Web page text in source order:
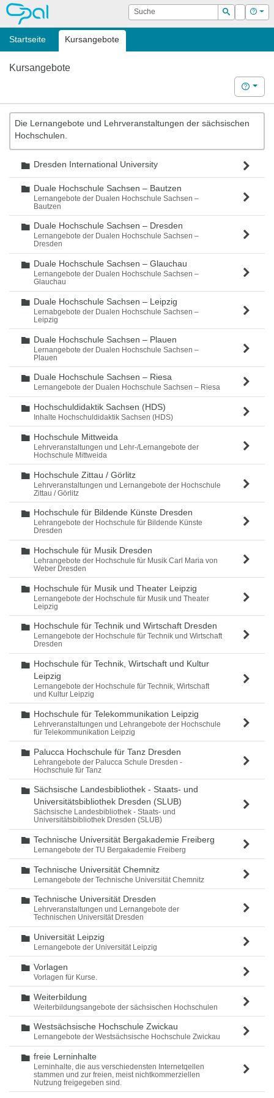
OPAL Suche
Suchen
Login Hilfe
Startseite Kursangebote
Kursangebote
Hilfe
Die Lernangebote und Lehrveranstaltungen der sächsischen
Hochschulen.
Ordner
Dresden International University
Ordner
Duale Hochschule Sachsen – Bautzen
Lernangebote der Dualen Hochschule Sachsen –
Bautzen
Ordner
Duale Hochschule Sachsen – Dresden
Lernangebote der Dualen Hochschule Sachsen –
Dresden
Ordner
Duale Hochschule Sachsen – Glauchau
Lernangebote der Dualen Hochschule Sachsen –
Glauchau
Ordner
Duale Hochschule Sachsen – Leipzig
Lernabgebote der Dualen Hochschule Sachsen –
Leipzig
Ordner
Duale Hochschule Sachsen – Plauen
Lernangebote der Dualen Hochschule Sachsen –
Plauen
Ordner
Duale Hochschule Sachsen – Riesa
Lernangebote der Dualen Hochschule Sachsen – Riesa
Ordner
Hochschuldidaktik Sachsen (HDS)
Inhalte Hochschuldidaktik Sachsen (HDS)
Ordner
Hochschule Mittweida
Lehrveranstaltungen und Lehr-/Lernangebote der
Hochschule Mittweida
Ordner
Hochschule Zittau / Görlitz
Lehrveranstaltungen und Lernangebote der Hochschule
Zittau / Görlitz
Ordner
Hochschule für Bildende Künste Dresden
Lehrangebote der Hochschule für Bildende Künste
Dresden
Ordner
Hochschule für Musik Dresden
Lehrangebote der Hochschule für Musik Carl Maria von
Weber Dresden
Ordner
Hochschule für Musik und Theater Leipzig
Lernangebote der Hochschule für Musik und Theater
Leipzig
Ordner
Hochschule für Technik und Wirtschaft Dresden
Lernangebote der Hochschule für Technik und Wirtschaft
Dresden
Ordner
Hochschule für Technik, Wirtschaft und Kultur
Leipzig
Lernangebote der Hochschule für Technik, Wirtschaft
und Kultur Leipzig
Ordner
Hochschule für Telekommunikation Leipzig
Lehrveranstaltungen und Lehrangebote der Hochschule
für Telekommunikation Leipzig
Ordner
Palucca Hochschule für Tanz Dresden
Lehrangebote der Palucca Schule Dresden -
Hochschule für Tanz
Ordner
Sächsische Landesbibliothek - Staats- und
Universitätsbibliothek Dresden (SLUB)
Sächsische Landesbibliothek - Staats- und
Universitätsbibliothek Dresden (SLUB)
Ordner
Technische Universität Bergakademie Freiberg
Lernangebote der TU Bergakademie Freiberg
Ordner
Technische Universität Chemnitz
Lernangebote der Technische Universität Chemnitz
Ordner
Technische Universität Dresden
Lehrveranstaltungen und Lernangebote der
Technischen Universität Dresden
Ordner
Universität Leipzig
Lernangebote der Universität Leipzig
Ordner
Vorlagen
Vorlagen für Kurse.
Ordner
Weiterbildung
Weiterbildungsangebote der sächsischen Hochschulen
Ordner
Westsächsische Hochschule Zwickau
Lernangebote der Westsächsische Hochschule Zwickau
Ordner
freie Lerninhalte
Lerninhalte, die aus verschiedensten Internetqellen
stammen und zur freien, meist nichtkommerziellen
Nutzung freigegeben sind.